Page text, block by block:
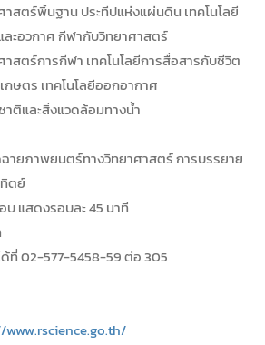
าสตร์พิ้นฐาน ประทีปแห่งแผ่นดิน เทคโนโลยี
ะอวกาศ กีฬากับวิทยาศาสตร์
สตร์การกีฬา เทคโนโลยีการสื่อสารกับชีวิต
กษตร เทคโนโลยีออกอากาศ
ติและสิ่งแวดล้อมทางน้ำ
ายภาพยนตร์ทางวิทยาศาสตร์ การบรรยาย
ตย์
แสดงรอบละ 45 นาที
ที่ 02-577-5458-59 ต่อ 305